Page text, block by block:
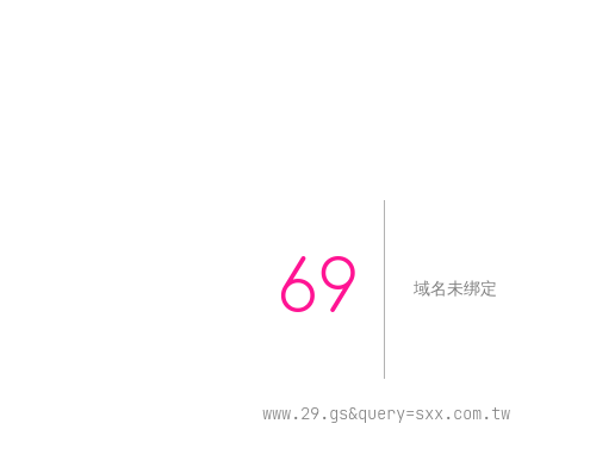
69 域名未绑定
www.29.gs&query=sxx.com.tw